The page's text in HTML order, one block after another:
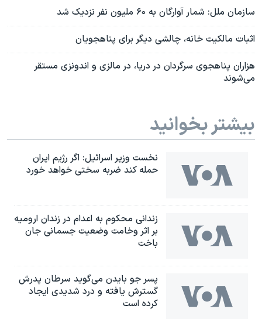
سازمان ملل: شمار آوارگان به ۶۰ ملیون نفر نزدیک شد
اثبات مالکیت خانه، چالشی دیگر برای پناهجویان
هزاران پناهجوی سرگردان در دریا، در مالزی و اندونزی مستقر
می‌شوند
بیشتر بخوانید
نخست وزیر اسرائيل: اگر رژیم ایران
حمله کند ضربه سختی خواهد خورد
زندانی محکوم به اعدام در زندان ارومیه
بر اثر وخامت وضعیت جسمانی جان
باخت
پسر جو بایدن می‌گوید سرطان پدرش
گسترش یافته و درد شدیدی ایجاد
کرده است